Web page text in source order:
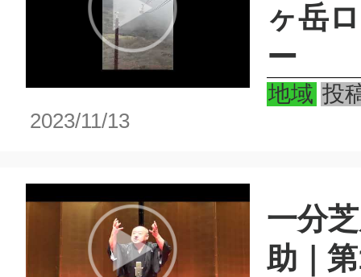
ヶ岳
ー
地域 投
2023/11/13
一分
助｜